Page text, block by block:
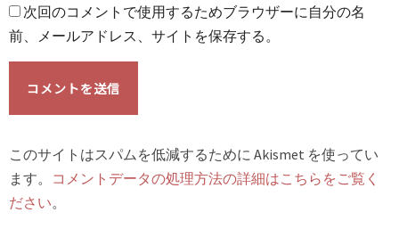
次回のコメントで使用するためブラウザーに自分の名
前、メールアドレス、サイトを保存する。
このサイトはスパムを低減するために Akismet を使ってい
ます。 コメントデータの処理方法の詳細はこちらをご覧く
ださい。